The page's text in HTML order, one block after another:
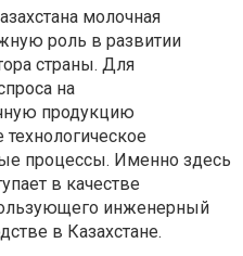
молочная
роль в развитии
страны. Для
на
продукцию
процессы. Именно здесь
в качестве
инженерный
в Казахстане.